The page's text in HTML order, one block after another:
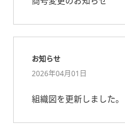
お知らせ
2026年04月01日
組織図を更新しました。